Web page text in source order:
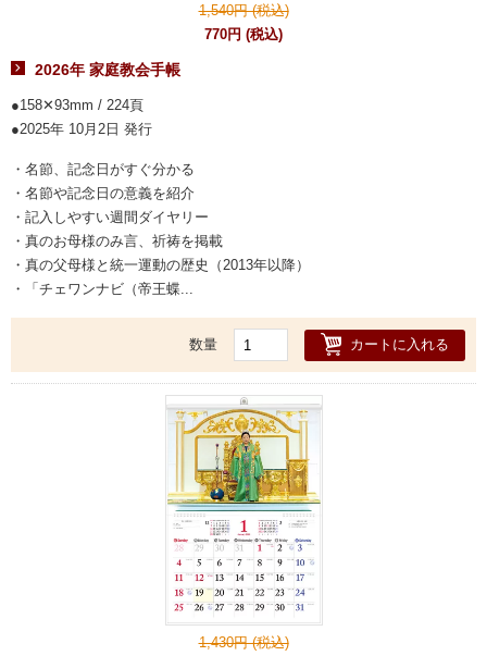
1,540円 (税込)
770円 (税込)
2026年 家庭教会手帳
158✕93mm / 224頁
2025年 10月2日 発行
・名節、記念日がすぐ分かる
・名節や記念日の意義を紹介
・記入しやすい週間ダイヤリー
・真のお母様のみ言、祈祷を掲載
・真の父母様と統一運動の歴史（2013年以降）
・「チェワンナビ（帝王蝶...
数量 カートに入れる
1,430円 (税込)